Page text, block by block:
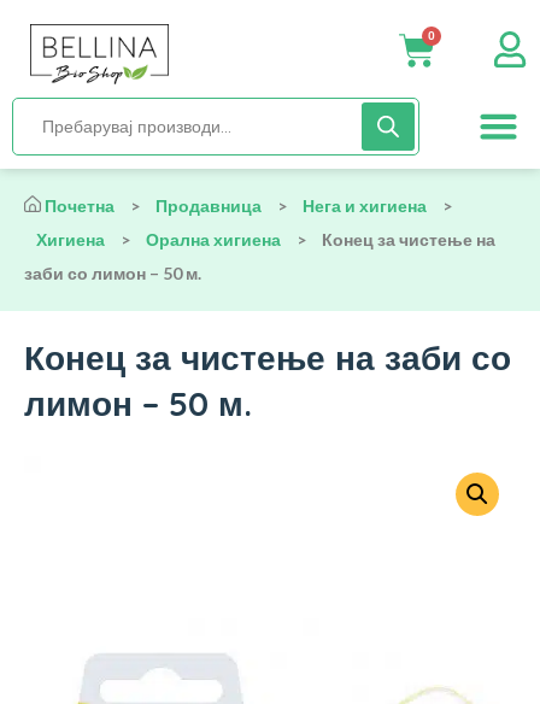
0
Почетна > Продавница > Нега и хигиена
>
Хигиена
> Орална хигиена >
Конец за чистење на
заби со лимон – 50 м.
Конец за чистење на заби со
лимон – 50 м.